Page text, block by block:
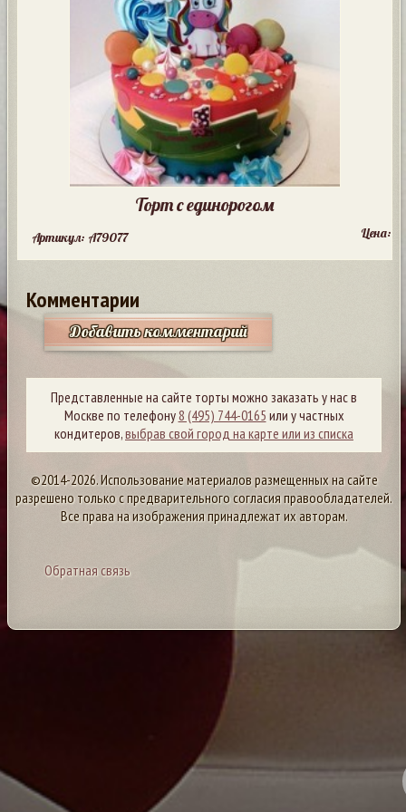
Торт с единорогом
Артикул: A79077 Цена:
Комментарии
Добавить комментарий
Представленные на сайте торты можно заказать у нас в
Москве по телефону8 (495) 744-0165 или у частных
кондитеров,выбрав свой город на карте или из списка
©2014-2026. Использование материалов размещенных на сайте
разрешено только с предварительного согласия правообладателей.
Все права на изображения принадлежат их авторам.
Обратная связь